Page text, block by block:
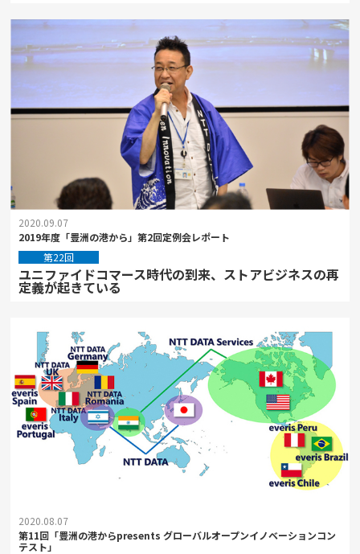
2020.09.07
2019年度「豊洲の港から」第2回定例会レポート
第22回
ユニファイドコマース時代の到来、ストアビジネスの再
定義が起きている
2020.08.07
第11回「豊洲の港からpresents グローバルオープンイノベーションコン
テスト」